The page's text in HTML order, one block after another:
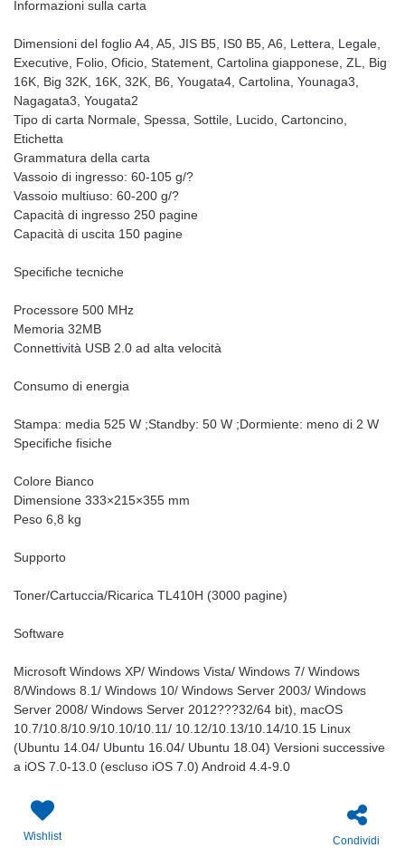
Informazioni sulla carta
Dimensioni del foglio A4, A5, JIS B5, IS0 B5, A6, Lettera, Legale,
Executive, Folio, Oficio, Statement, Cartolina giapponese, ZL, Big
16K, Big 32K, 16K, 32K, B6, Yougata4, Cartolina, Younaga3,
Nagagata3, Yougata2
Tipo di carta Normale, Spessa, Sottile, Lucido, Cartoncino,
Etichetta
Grammatura della carta
Vassoio di ingresso: 60-105 g/?
Vassoio multiuso: 60-200 g/?
Capacità di ingresso 250 pagine
Capacità di uscita 150 pagine
Specifiche tecniche
Processore 500 MHz
Memoria 32MB
Connettività USB 2.0 ad alta velocità
Consumo di energia
Stampa: media 525 W ;Standby: 50 W ;Dormiente: meno di 2 W
Specifiche fisiche
Colore Bianco
Dimensione 333×215×355 mm
Peso 6,8 kg
Supporto
Toner/Cartuccia/Ricarica TL410H (3000 pagine)
Software
Microsoft Windows XP/ Windows Vista/ Windows 7/ Windows
8/Windows 8.1/ Windows 10/ Windows Server 2003/ Windows
Server 2008/ Windows Server 2012???32/64 bit), macOS
10.7/10.8/10.9/10.10/10.11/ 10.12/10.13/10.14/10.15 Linux
(Ubuntu 14.04/ Ubuntu 16.04/ Ubuntu 18.04) Versioni successive
a iOS 7.0-13.0 (escluso iOS 7.0) Android 4.4-9.0
Wishlist Condividi